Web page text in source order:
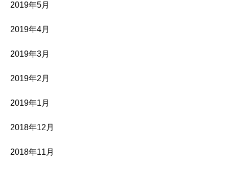
2019年5月
2019年4月
2019年3月
2019年2月
2019年1月
2018年12月
2018年11月